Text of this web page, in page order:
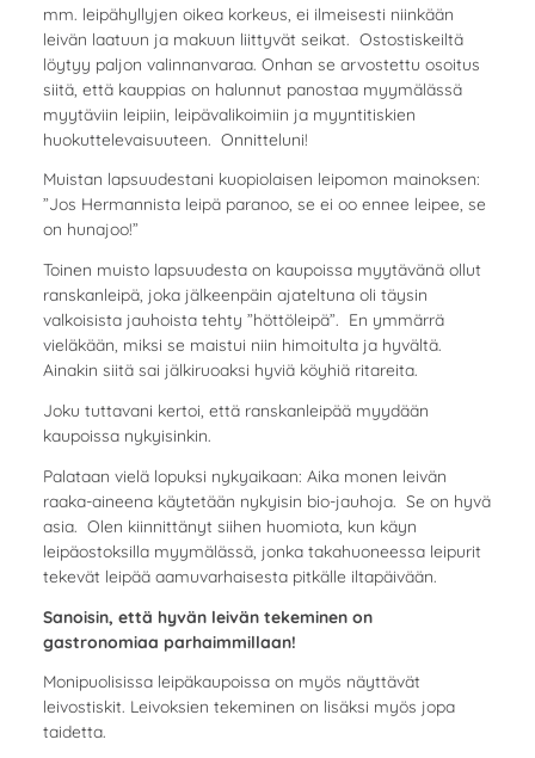
mm. leipähyllyjen oikea korkeus, ei ilmeisesti niinkään
leivän laatuun ja makuun liittyvät seikat. Ostostiskeiltä
löytyy paljon valinnanvaraa. Onhan se arvostettu osoitus
siitä, että kauppias on halunnut panostaa myymälässä
myytäviin leipiin, leipävalikoimiin ja myyntitiskien
huokuttelevaisuuteen. Onnitteluni!
Muistan lapsuudestani kuopiolaisen leipomon mainoksen:
”Jos Hermannista leipä paranoo, se ei oo ennee leipee, se
on hunajoo!”
Toinen muisto lapsuudesta on kaupoissa myytävänä ollut
ranskanleipä, joka jälkeenpäin ajateltuna oli täysin
valkoisista jauhoista tehty ”höttöleipä”. En ymmärrä
vieläkään, miksi se maistui niin himoitulta ja hyvältä.
Ainakin siitä sai jälkiruoaksi hyviä köyhiä ritareita.
Joku tuttavani kertoi, että ranskanleipää myydään
kaupoissa nykyisinkin.
Palataan vielä lopuksi nykyaikaan: Aika monen leivän
raaka-aineena käytetään nykyisin bio-jauhoja. Se on hyvä
asia. Olen kiinnittänyt siihen huomiota, kun käyn
leipäostoksilla myymälässä, jonka takahuoneessa leipurit
tekevät leipää aamuvarhaisesta pitkälle iltapäivään.
Sanoisin, että hyvän leivän tekeminen on
gastronomiaa parhaimmillaan!
Monipuolisissa leipäkaupoissa on myös näyttävät
leivostiskit. Leivoksien tekeminen on lisäksi myös jopa
taidetta.